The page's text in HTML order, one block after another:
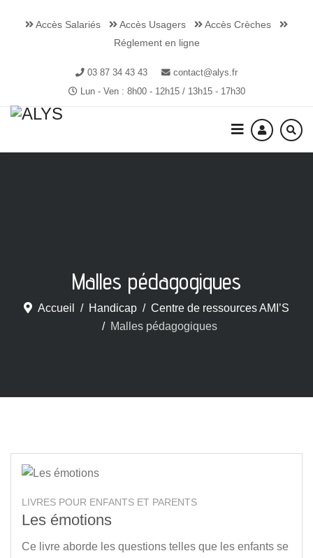
Accès Salariés Accès Usagers
Accès Crèches
Réglement en ligne
03 87 34 43 43
contact@alys.fr
Lun - Ven : 8h00 - 12h15 / 13h15 - 17h30
Malles pédagogiques
Accueil Handicap
Centre de ressources AMI’S
Malles pédagogiques
LIVRES POUR ENFANTS ET PARENTS
Les émotions
Ce livre aborde les questions telles que les enfants se